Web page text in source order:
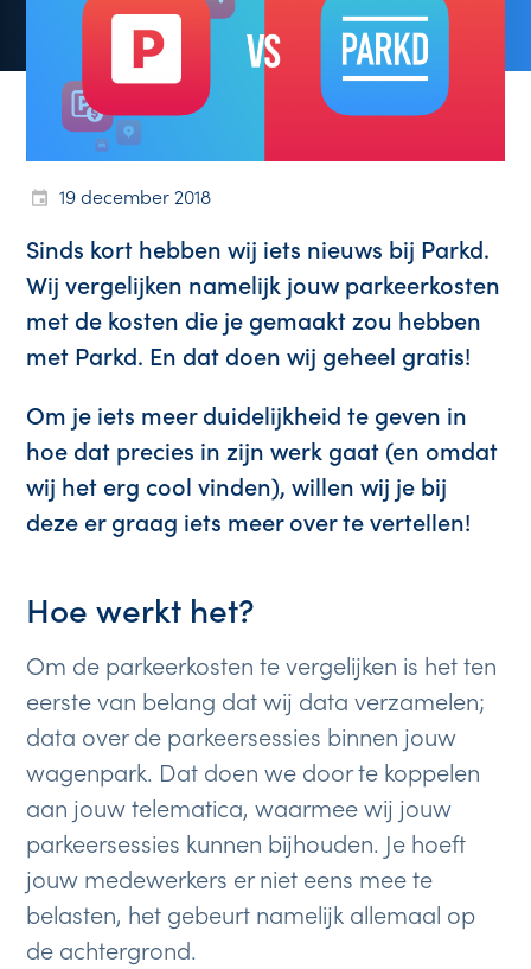
19 december 2018
Sinds kort hebben wij iets nieuws bij Parkd.
Wij vergelijken namelijk jouw parkeerkosten
met de kosten die je gemaakt zou hebben
met Parkd. En dat doen wij geheel gratis!
Om je iets meer duidelijkheid te geven in
hoe dat precies in zijn werk gaat (en omdat
wij het erg cool vinden), willen wij je bij
deze er graag iets meer over te vertellen!
Hoe werkt het?
Om de parkeerkosten te vergelijken is het ten
eerste van belang dat wij data verzamelen;
data over de parkeersessies binnen jouw
wagenpark. Dat doen we door te koppelen
aan jouw telematica, waarmee wij jouw
parkeersessies kunnen bijhouden. Je hoeft
jouw medewerkers er niet eens mee te
belasten, het gebeurt namelijk allemaal op
de achtergrond.